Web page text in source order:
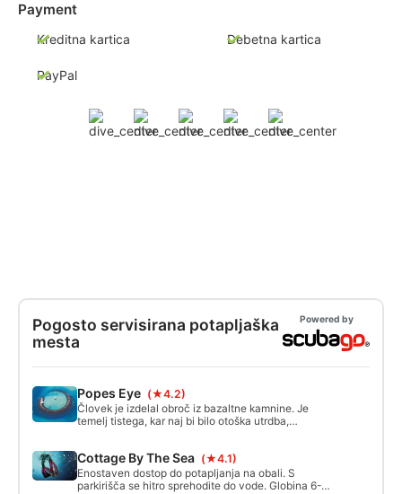
Payment
Kreditna kartica Debetna kartica
PayPal
Pogosto servisirana potapljaška
mesta
Powered by
Popes Eye (★4.2)
Človek je izdelal obroč iz bazaltne kamnine. Je
temelj tistega, kar naj bi bilo otoška utrdba,
rib, nevretenčarjev in alg, vključno z velikimi listi
makrocist alg
Cottage By The Sea (★4.1)
Enostaven dostop do potapljanja na obali. S
parkirišča se hitro sprehodite do vode. Globina 6-9